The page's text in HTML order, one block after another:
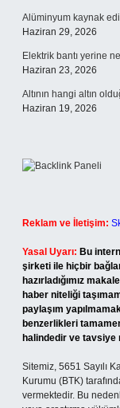
Alüminyum kaynak
Haziran 29, 2026
Elektrik bantı yerine
Haziran 23, 2026
Altının hangi altın
Haziran 19, 2026
Reklam ve İletişim:
Yasal Uyarı: Bu
şirketi ile hiçbir
hazırladığımız
haber niteliği
paylaşım
benzerlikleri
halindedir ve tavsiye
Sitemiz, 5651 Sayılı
Kurumu (BTK)
vermektedir. Bu